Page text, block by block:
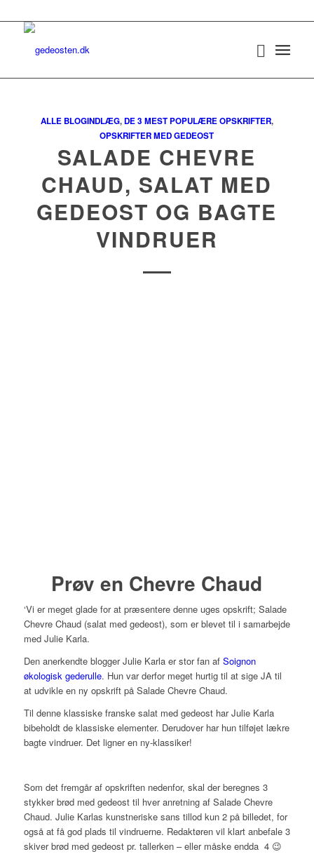
ALLE BLOGINDLÆG,DE 3 MEST POPULÆRE OPSKRIFTER,
OPSKRIFTER MED GEDEOST
SALADE CHEVRE
CHAUD, SALAT MED
GEDEOST OG BAGTE
VINDRUER
Prøv en Chevre Chaud
‘Vi er meget glade for at præsentere denne uges opskrift; Salade
Chevre Chaud (salat med gedeost), som er blevet til i samarbejde
med Julie Karla.
Den anerkendte blogger Julie Karla er stor fan af Soignon
økologisk gederulle. Hun var derfor meget hurtig til at sige JA til
at udvikle en ny opskrift på Salade Chevre Chaud.
Til denne klassiske franske salat med gedeost har Julie Karla
bibeholdt de klassiske elementer. Derudover har hun tilføjet lækre
bagte vindruer. Det ligner en ny-klassiker!
Som det fremgår af opskriften nedenfor, skal der beregnes 3
stykker brød med gedeosttil hver anretning af Salade Chevre
Chaud. Julie Karlas kunstneriske sans tillod kun 2 på billedet, for
også at få god plads til vindruerne. Redaktøren vil klart anbefale 3
skiver brød med gedeost pr. tallerken – eller måske endda 4 😉